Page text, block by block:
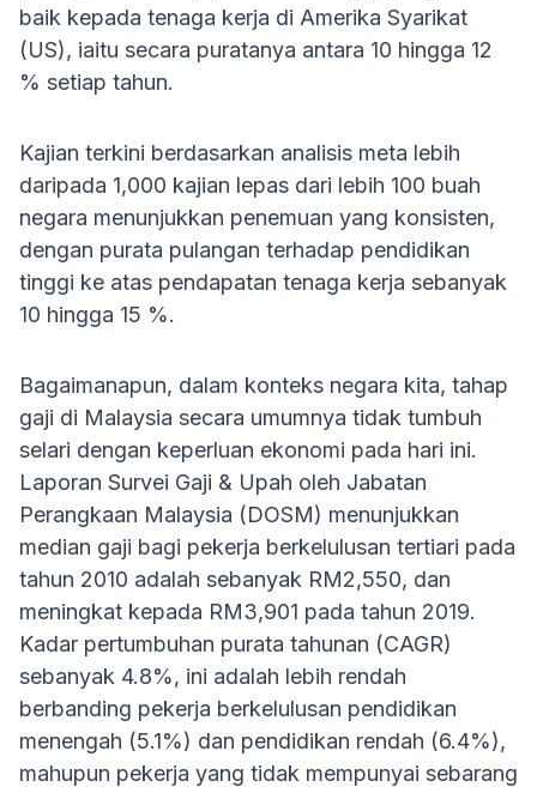
baik kepada tenaga kerja di Amerika Syarikat
(US), iaitu secara puratanya antara 10 hingga 12
% setiap tahun.
Kajian terkini berdasarkan analisis meta lebih
daripada 1,000 kajian lepas dari lebih 100 buah
negara menunjukkan penemuan yang konsisten,
dengan purata pulangan terhadap pendidikan
tinggi ke atas pendapatan tenaga kerja sebanyak
10 hingga 15 %.
Bagaimanapun, dalam konteks negara kita, tahap
gaji di Malaysia secara umumnya tidak tumbuh
selari dengan keperluan ekonomi pada hari ini.
Laporan Survei Gaji & Upah oleh Jabatan
Perangkaan Malaysia (DOSM) menunjukkan
median gaji bagi pekerja berkelulusan tertiari pada
tahun 2010 adalah sebanyak RM2,550, dan
meningkat kepada RM3,901 pada tahun 2019.
Kadar pertumbuhan purata tahunan (CAGR)
sebanyak 4.8%, ini adalah lebih rendah
berbanding pekerja berkelulusan pendidikan
menengah (5.1%) dan pendidikan rendah (6.4%),
mahupun pekerja yang tidak mempunyai sebarang